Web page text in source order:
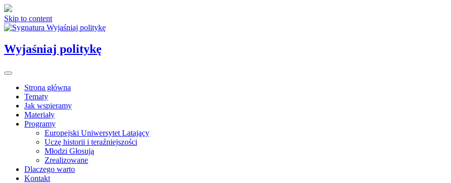
Skip to content
Wyjaśniaj politykę
Strona główna
Tematy
Jak wspieramy
Materiały
Programy
Europejski Uniwersytet Latający
Uczę historii i teraźniejszości
Młodzi Głosują
Zrealizowane
Dlaczego warto
Kontakt